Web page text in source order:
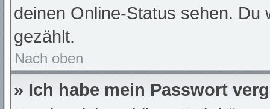
deinen Online-Status sehen.
gezählt.
Nach oben
» Ich habe mein Passwort